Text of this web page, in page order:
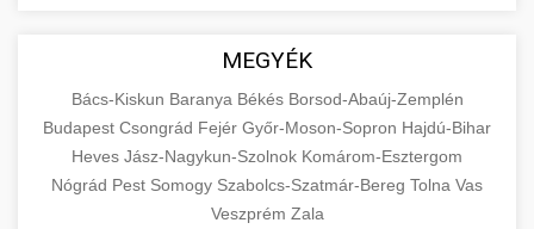
MEGYÉK
Bács-Kiskun Baranya Békés Borsod-Abaúj-Zemplén
Budapest Csongrád Fejér Győr-Moson-Sopron Hajdú-Bihar
Heves Jász-Nagykun-Szolnok Komárom-Esztergom
Nógrád Pest Somogy Szabolcs-Szatmár-Bereg Tolna Vas
Veszprém Zala